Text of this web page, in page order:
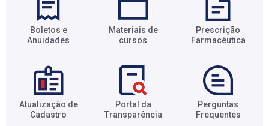
Boletos e
Anuidades​
Materiais de
cursos​
Prescrição
Farmacêutica​
Atualização de
Cadastro​
Portal da
Transparência​
Perguntas
Frequentes​